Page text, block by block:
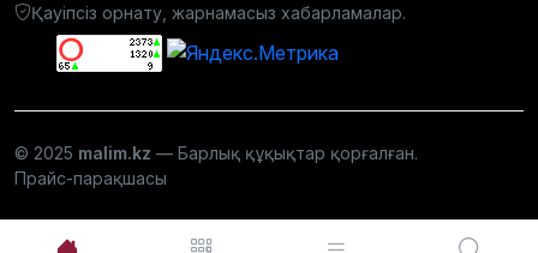
Қауіпсіз орнату, жарнамасыз хабарламалар.
© 2025 malim.kz — Барлық құқықтар қорғалған.
Прайс-парақшасы